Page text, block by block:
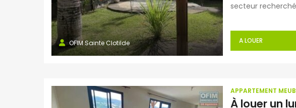
OFIM Sainte Clotilde
secteur
baignoire et
A LOUER
APPARTEMENT